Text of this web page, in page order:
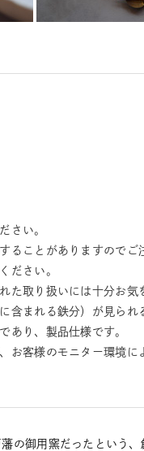
さい。
ることがありますのでご
ださい。
た取り扱いには十分お気
含まれる鉄分）が見ら
あり、製品仕様です。
お客様のモニター環境
藩の御用窯だったという